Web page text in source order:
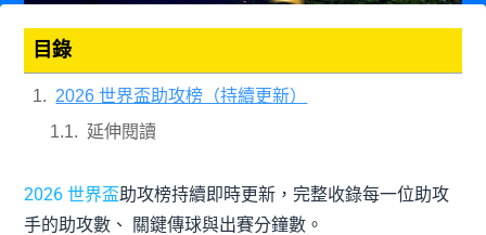
目錄
2026 世界盃助攻榜（持續更新）
延伸閱讀
2026 世界盃助攻榜持續即時更新，完整收錄每一位助攻
手的助攻數、 關鍵傳球與出賽分鐘數。